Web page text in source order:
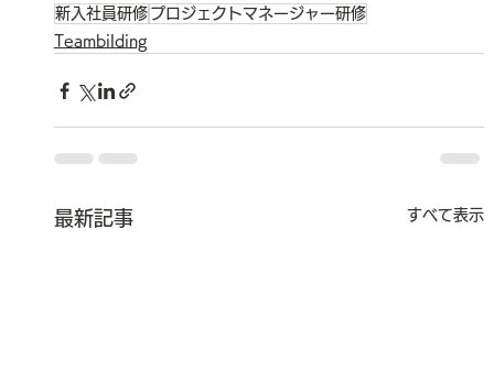
新入社員研修 プロジェクトマネージャー研修
Teambilding
最新記事 すべて表示